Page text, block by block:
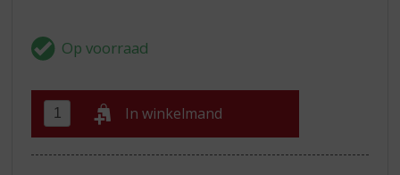
In winkelmand